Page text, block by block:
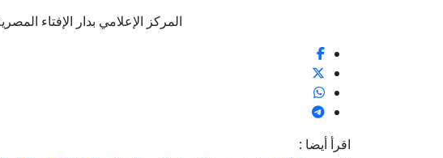
المركز الإعلامي بدار الإفتاء المصرية ١٦-١-
اقرأ أيضا :